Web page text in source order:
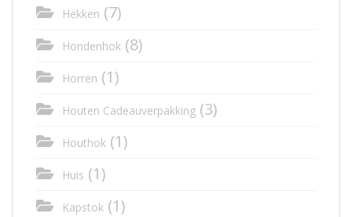
Hekken (7)
Hondenhok (8)
Horren (1)
Houten Cadeauverpakking (3)
Houthok (1)
Huis (1)
Kapstok (1)